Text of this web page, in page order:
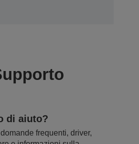
di aiuto?
frequenti, driver,